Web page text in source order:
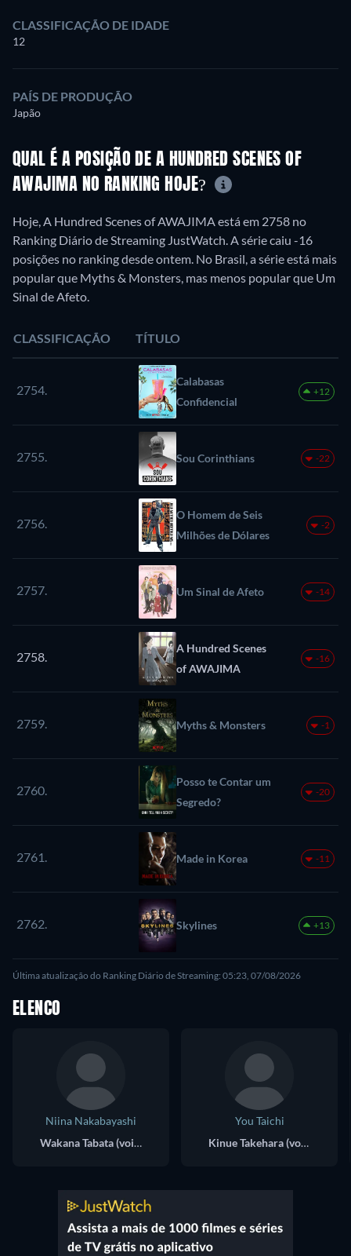
CLASSIFICAÇÃO DE IDADE
12
PAÍS DE PRODUÇÃO
Japão
QUAL É A POSIÇÃO DE A HUNDRED SCENES OF
AWAJIMA NO RANKING HOJE?
Hoje, A Hundred Scenes of AWAJIMA está em 2758 no
Ranking Diário de Streaming JustWatch. A série caiu -16
posições no ranking desde ontem. No Brasil, a série está mais
popular que Myths & Monsters, mas menos popular que Um
Sinal de Afeto.
CLASSIFICAÇÃO TÍTULO
2754.
Calabasas
Confidencial
+12
2755. Sou Corinthians -22
2756.
O Homem de Seis
Milhões de Dólares
-2
2757. Um Sinal de Afeto -14
2758.
A Hundred Scenes
of AWAJIMA
-16
2759. Myths & Monsters -1
2760.
Posso te Contar um
Segredo?
-20
2761. Made in Korea -11
2762. Skylines +13
Última atualização do Ranking Diário de Streaming: 05:23, 07/08/2026
ELENCO
Niina Nakabayashi
Wakana Tabata (voice)
You Taichi
Kinue Takehara (voice)